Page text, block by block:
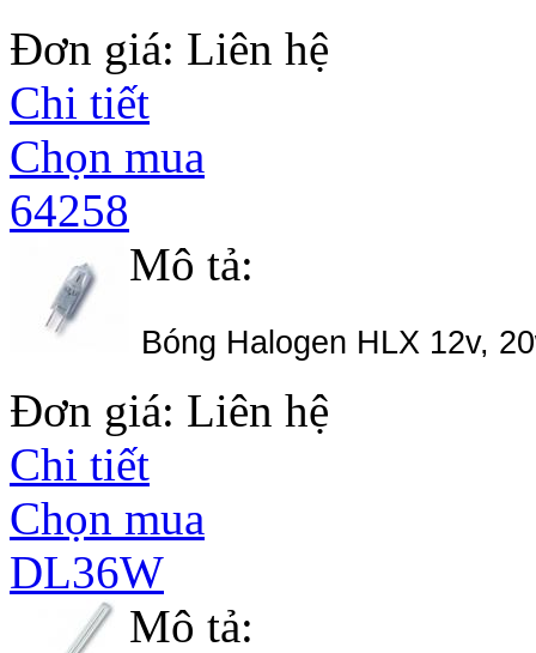
Đơn giá: Liên hệ
Chi tiết
Chọn mua
64258
Mô tả:
Bóng Halogen HLX 12v,
Đơn giá: Liên hệ
Chi tiết
Chọn mua
DL36W
Mô tả: